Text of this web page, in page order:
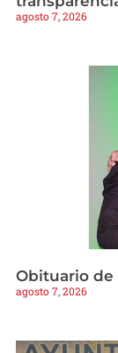
agosto 7, 2026
Obituario de
agosto 7, 2026